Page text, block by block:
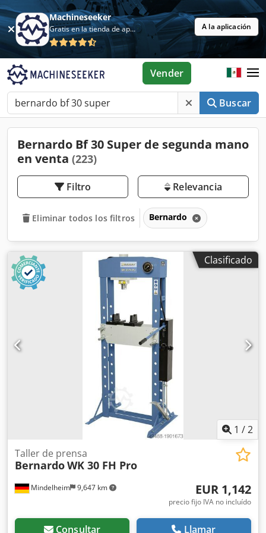
Machineseeker
Gratis en la tienda de aplicaciones A la aplicación
Buscar
Vender
Bernardo Bf 30 Super de segunda mano
en venta (223)
Filtro Relevancia
Eliminar todos los filtros Bernardo
Clasificado
1 /2
Mindelheim 9,647 km
Taller de prensa
BernardoWK 30 FH Pro
EUR 1,142
precio fijo IVA no incluído
Consultar Llamar